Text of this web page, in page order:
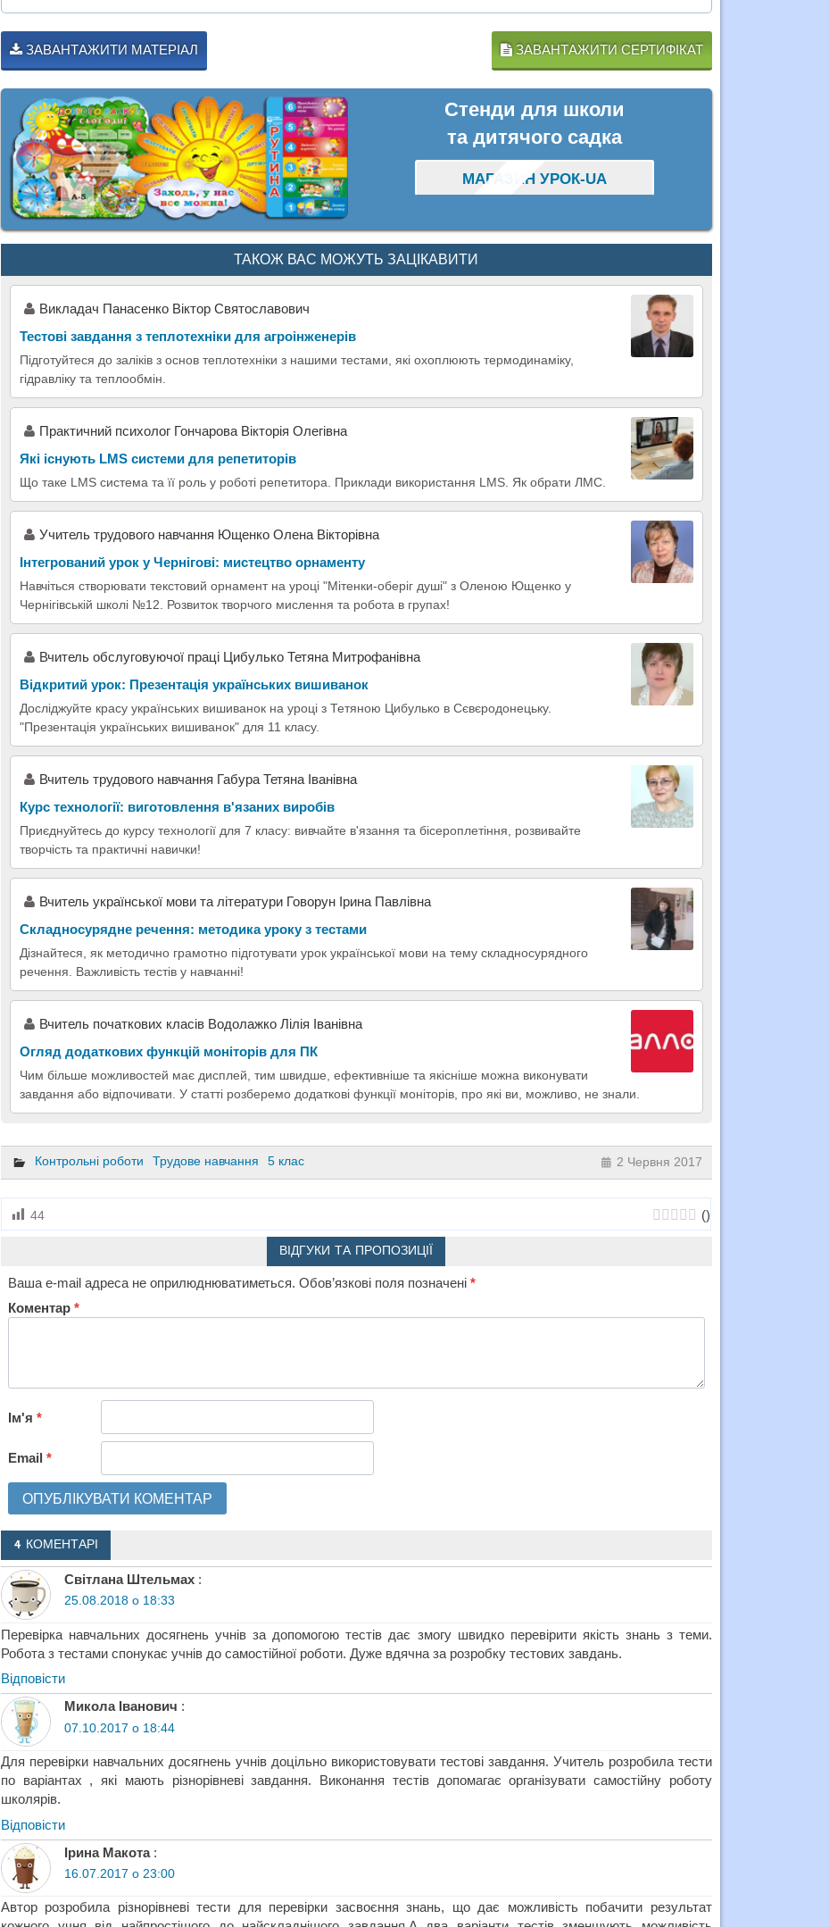
ЗАВАНТАЖИТИ МАТЕРІАЛ ЗАВАНТАЖИТИ СЕРТИФІКАТ
Стенди для школи
та дитячого садка
МАГАЗИН УРОК-UA
ТАКОЖ ВАС МОЖУТЬ ЗАЦІКАВИТИ
Викладач Панасенко Віктор Святославович
Тестові завдання з теплотехніки для агроінженерів
Підготуйтеся до заліків з основ теплотехніки з нашими тестами, які охоплюють термодинаміку,
гідравліку та теплообмін.
Практичний психолог Гончарова Вікторія Олегівна
Які існують LMS системи для репетиторів
Що таке LMS система та її роль у роботі репетитора. Приклади використання LMS. Як обрати ЛМС.
Учитель трудового навчання Ющенко Олена Вікторівна
Інтегрований урок у Чернігові: мистецтво орнаменту
Навчіться створювати текстовий орнамент на уроці "Мітенки-оберіг душі" з Оленою Ющенко у
Чернігівській школі №12. Розвиток творчого мислення та робота в групах!
Вчитель обслуговуючої праці Цибулько Тетяна Митрофанівна
Відкритий урок: Презентація українських вишиванок
Досліджуйте красу українських вишиванок на уроці з Тетяною Цибулько в Сєвєродонецьку.
"Презентація українських вишиванок" для 11 класу.
Вчитель трудового навчання Габура Тетяна Іванівна
Курс технології: виготовлення вʹязаних виробів
Приєднуйтесь до курсу технології для 7 класу: вивчайте вʹязання та бісероплетіння, розвивайте
творчість та практичні навички!
Вчитель української мови та літератури Говорун Ірина Павлівна
Складносурядне речення: методика уроку з тестами
Дізнайтеся, як методично грамотно підготувати урок української мови на тему складносурядного
речення. Важливість тестів у навчанні!
Вчитель початкових класів Водолажко Лілія Іванівна
Огляд додаткових функцій моніторів для ПК
Чим більше можливостей має дисплей, тим швидше, ефективніше та якісніше можна виконувати
завдання або відпочивати. У статті розберемо додаткові функції моніторів, про які ви, можливо, не знали.
Контрольні роботи Трудове навчання 5 клас 2 Червня 2017
44 ()
ВІДГУКИ ТА ПРОПОЗИЦІЇ
Ваша e-mail адреса не оприлюднюватиметься. Обов’язкові поля позначені *
Коментар *
Ім'я *
Email *
4 КОМЕНТАРІ
Світлана Штельмах :
25.08.2018 о 18:33
Перевірка навчальних досягнень учнів за допомогою тестів дає змогу швидко перевірити якість знань з теми.
Робота з тестами спонукає учнів до самостійної роботи. Дуже вдячна за розробку тестових завдань.
Відповіcти
Микола Іванович :
07.10.2017 о 18:44
Для перевірки навчальних досягнень учнів доцільно використовувати тестові завдання. Учитель розробила тести
по варіантах , які мають різнорівневі завдання. Виконання тестів допомагає організувати самостійну роботу
школярів.
Відповіcти
Ірина Макота :
16.07.2017 о 23:00
Автор розробила різнорівневі тести для перевірки засвоєння знань, що дає можливість побачити результат